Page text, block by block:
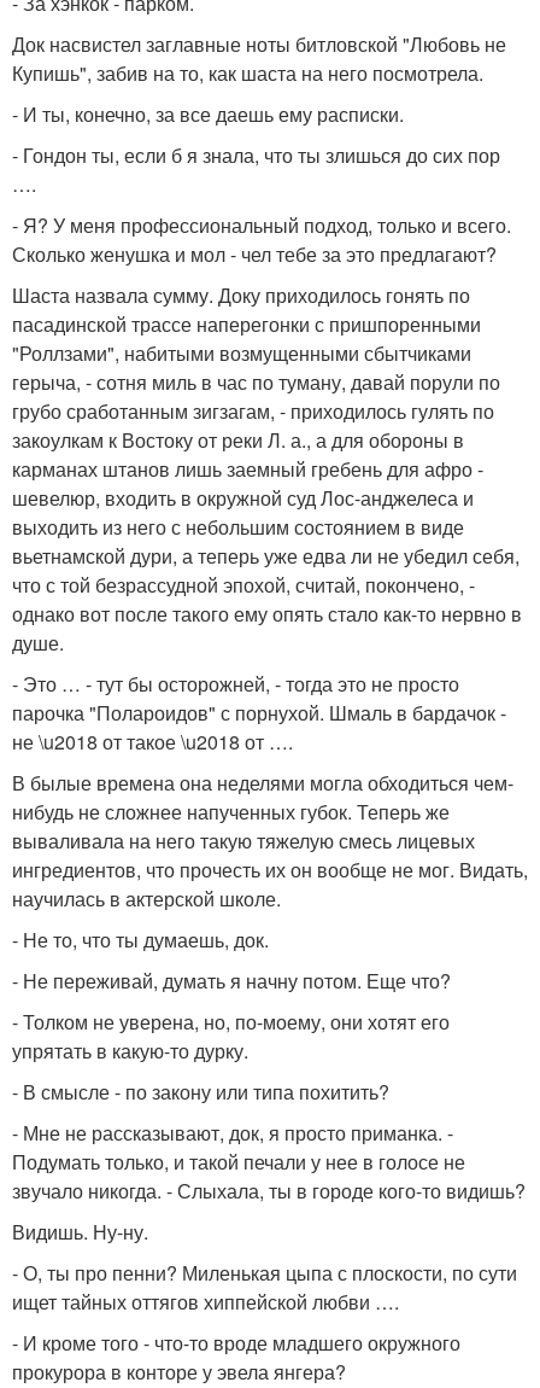
Док насвистел заглавные ноты битловской "Любовь не
Купишь", забив на то, как шаста на него посмотрела.
- И ты, конечно, за все даешь ему расписки.
- Гондон ты, если б я знала, что ты злишься до сих пор
….
- Я? У меня профессиональный подход, только и всего.
Сколько женушка и мол - чел тебе за это предлагают?
Шаста назвала сумму. Доку приходилось гонять по
пасадинской трассе наперегонки с пришпоренными
"Роллзами", набитыми возмущенными сбытчиками
герыча, - сотня миль в час по туману, давай порули по
грубо сработанным зигзагам, - приходилось гулять по
закоулкам к Востоку от реки Л. а., а для обороны в
карманах штанов лишь заемный гребень для афро -
шевелюр, входить в окружной суд Лос-анджелеса и
выходить из него с небольшим состоянием в виде
вьетнамской дури, а теперь уже едва ли не убедил себя,
что с той безрассудной эпохой, считай, покончено, -
однако вот после такого ему опять стало как-то нервно в
душе.
- Это … - тут бы осторожней, - тогда это не просто
парочка "Полароидов" с порнухой. Шмаль в бардачок -
не \u2018 от такое \u2018 от ….
В былые времена она неделями могла обходиться чем-
нибудь не сложнее напученных губок. Теперь же
вываливала на него такую тяжелую смесь лицевых
ингредиентов, что прочесть их он вообще не мог. Видать,
научилась в актерской школе.
- Не то, что ты думаешь, док.
- Не переживай, думать я начну потом. Еще что?
- Толком не уверена, но, по-моему, они хотят его
упрятать в какую-то дурку.
- В смысле - по закону или типа похитить?
- Мне не рассказывают, док, я просто приманка. -
Подумать только, и такой печали у нее в голосе не
звучало никогда. - Слыхала, ты в городе кого-то видишь?
Видишь. Ну-ну.
- О, ты про пенни? Миленькая цыпа с плоскости, по сути
ищет тайных оттягов хиппейской любви ….
- И кроме того - что-то вроде младшего окружного
прокурора в конторе у эвела янгера?